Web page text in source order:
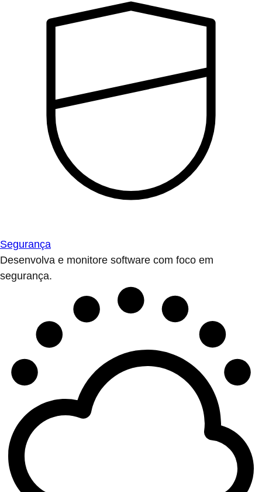
Segurança
Desenvolva e monitore software com foco em
segurança.